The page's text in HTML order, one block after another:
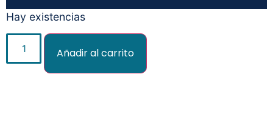
Hay existencias
Añadir al carrito